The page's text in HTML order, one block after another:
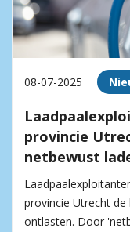
08-07-2025
provincie
netbewust
provincie Utrecht
ontlasten. Door